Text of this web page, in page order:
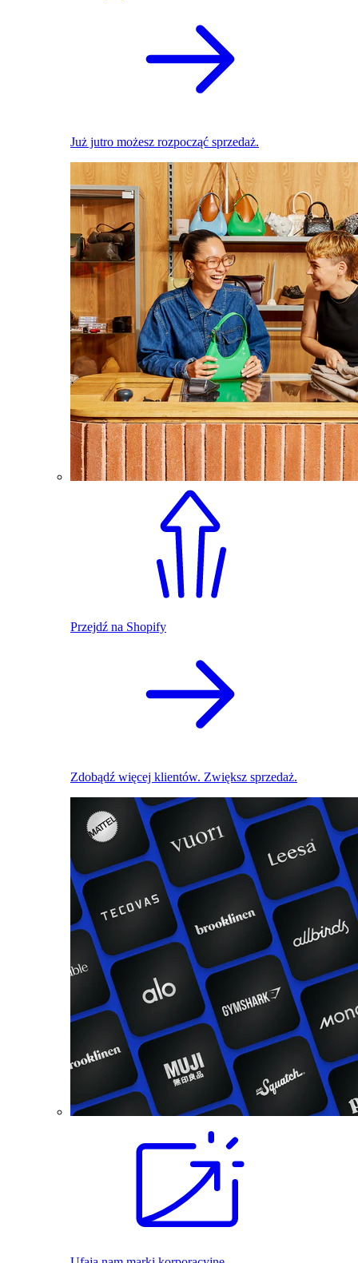
Już jutro możesz rozpocząć sprzedaż.
Przejdź na Shopify
Zdobądź więcej klientów. Zwiększ sprzedaż.